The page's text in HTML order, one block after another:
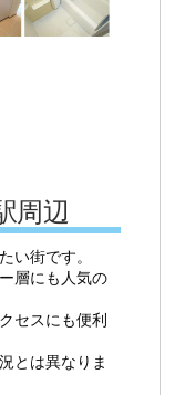
周辺
い街です。
層にも人気の
セスにも便利
とは異なりま